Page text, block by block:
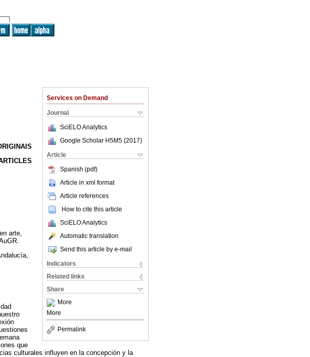
Services on Demand
Journal
SciELO Analytics
Google Scholar H5M5 (2017)
Article
Spanish (pdf)
Article in xml format
Article references
How to cite this article
SciELO Analytics
Automatic translation
Send this article by e-mail
Indicators
Related links
Share
More
More
Permalink
arte,
que
culturales influyen en la concepción y la